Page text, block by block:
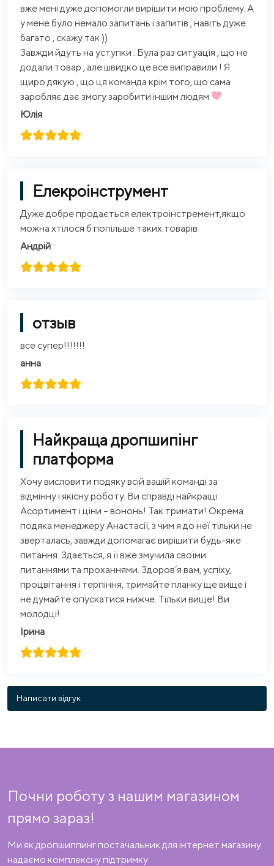
вже мені дуже допомогли вирішити мою проблему. А
у мене було немало запитань і запитів , навіть дуже
багато , скажу так ))
Завжди йдуть на уступки . Була раз ситуація , що не
додали товар , але швидко це все виправили ! Я
щиро дякую , що ця команда крім того, що сама
заробляє дає змогу заробити іншим людям
Юлія
Елекроінструмент
Дуже добре продається електроінстремент,якщо
можна хтілося б попільше таких товарів
Андрій
отзыв
все супер!!!!!!!
анна
Найкраща дропшипінг
платформа
Хочу висловити подяку всій вашій команді за
відмінну і якісну роботу. Ви справді найкращі.
Асортимент і ціни – вононь! Так тримати! Окрема
подяка менеджеру Анастасії, з чим я до неї тільки не
зверталась, завжди допомагає вирішити будь-яке
питання. Здається, я її вже змучила своїми
питаннями та проханнями. Здоров’я вам, успіху,
процвітання і терпіння, тримайте планку ще вище і
не думайте опускатися нижче. Тільки вище! Ви
молодці!
Ірина
Написати відгук
Почни роботу з нашим магазином
прямо зараз!
Ми як дропшиппинг постачальник для інтернет магазину
надаємо комплексну підтримку